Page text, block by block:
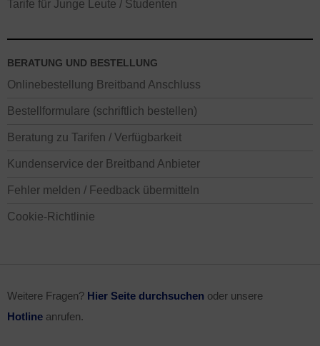
Tarife für Junge Leute / Studenten
BERATUNG UND BESTELLUNG
Onlinebestellung Breitband Anschluss
Bestellformulare (schriftlich bestellen)
Beratung zu Tarifen / Verfügbarkeit
Kundenservice der Breitband Anbieter
Fehler melden / Feedback übermitteln
Cookie-Richtlinie
Weitere Fragen? Hier Seite durchsuchen oder unsere
Hotline anrufen.